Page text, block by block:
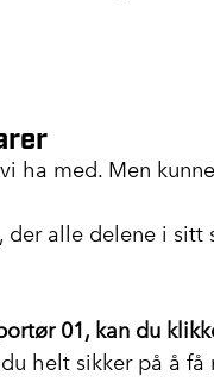
ha med. Men
alle delene i
01, kan du
helt sikker på å